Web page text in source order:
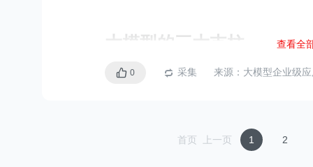
Prompt Engineering
通过prompt可以使用自
大模型的三大支柱
算力、数据、算法
查看全
0 采集 来源： 大模型企业级
首页 上一页 1 2